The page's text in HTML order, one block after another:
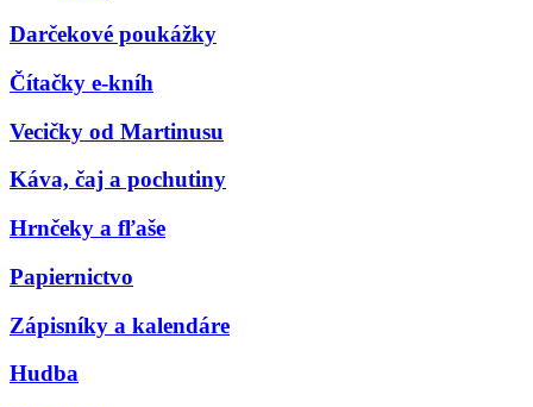
Darčekové poukážky
Čítačky e-kníh
Vecičky od Martinusu
Káva, čaj a pochutiny
Hrnčeky a fľaše
Papiernictvo
Zápisníky a kalendáre
Hudba